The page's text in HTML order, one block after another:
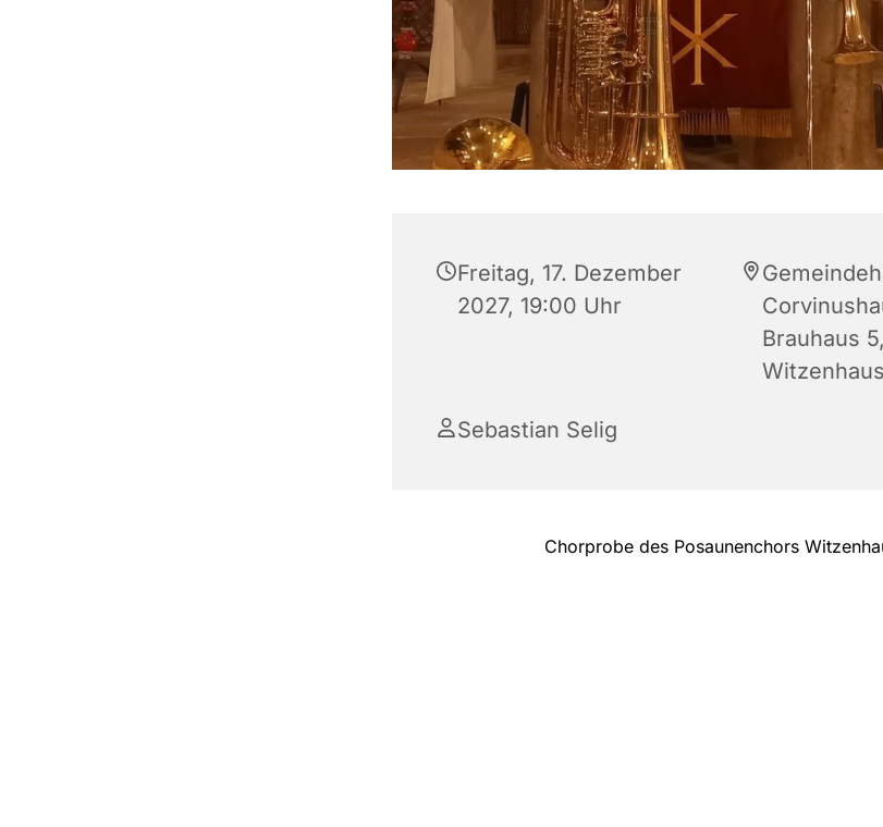
Freitag, 17. Dezember
2027, 19:00 Uhr
Brauhaus
Sebastian Selig
Chorprobe des Posaunenchors